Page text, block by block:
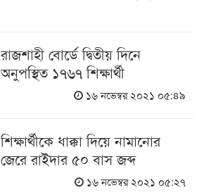
রাজশাহী বোর্ডে দ্বিতীয় দিনে
অনুপস্থিত ১৭৬৭ শিক্ষার্থী
১৬ নভেম্বর ২০২১ ০৫:৪৯
শিক্ষার্থীকে ধাক্কা দিয়ে নামানোর
জেরে রাইদার ৫০ বাস জব্দ
১৬ নভেম্বর ২০২১ ০৫:২৭